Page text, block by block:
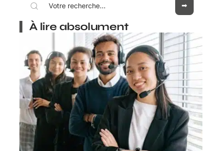
À lire absolument